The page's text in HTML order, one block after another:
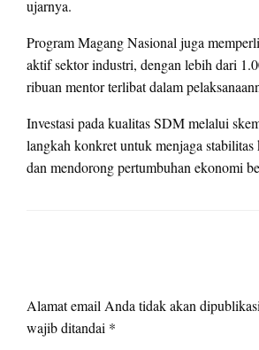
ujarnya.
Program Magang Nasional juga
aktif sektor industri, dengan lebih dari
ribuan mentor terlibat dalam
Investasi pada kualitas SDM melalui
langkah konkret untuk menjaga stabilitas
dan mendorong pertumbuhan ekonomi
Alamat email Anda tidak akan
wajib ditandai *